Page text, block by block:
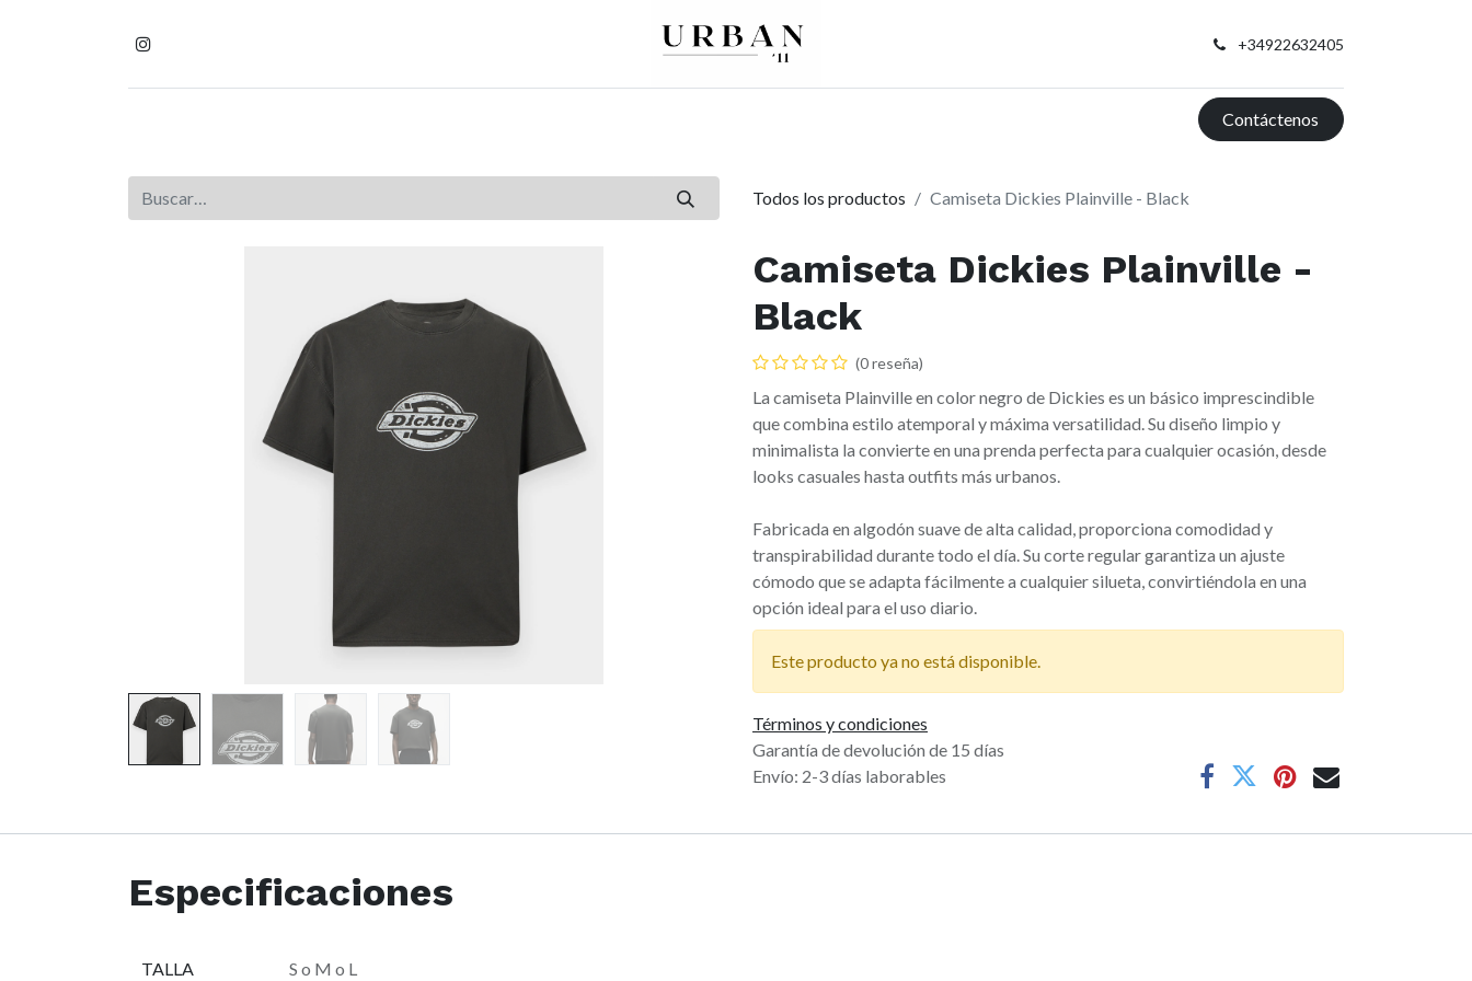
+34922632405
Contáctenos
Todos los productos Camiseta Dickies Plainville - Black
Camiseta Dickies Plainville -
Black
(0 reseña)
La camiseta Plainville en color negro de Dickies es un básico imprescindible
que combina estilo atemporal y máxima versatilidad. Su diseño limpio y
minimalista la convierte en una prenda perfecta para cualquier ocasión, desde
looks casuales hasta outfits más urbanos.
Fabricada en algodón suave de alta calidad, proporciona comodidad y
transpirabilidad durante todo el día. Su corte regular garantiza un ajuste
cómodo que se adapta fácilmente a cualquier silueta, convirtiéndola en una
opción ideal para el uso diario.
Este producto ya no está disponible.
Términos y condiciones
Garantía de devolución de 15 días
Envío: 2-3 días laborables
Especificaciones
TALLA S o M o L